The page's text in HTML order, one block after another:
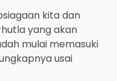
kita dan
yang akan
mulai memasuki
usai